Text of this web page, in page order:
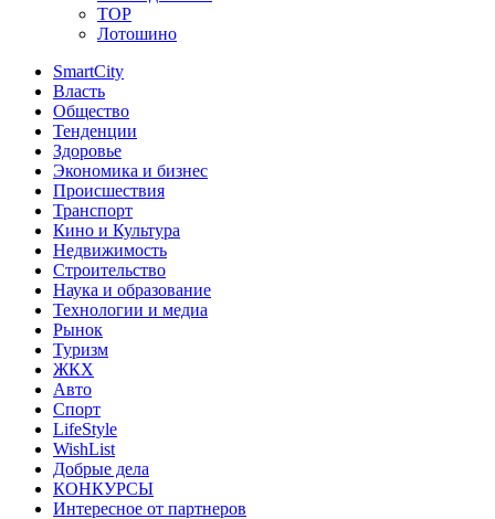
TOP
Лотошино
SmartCity
Власть
Общество
Тенденции
Здоровье
Экономика и бизнес
Происшествия
Транспорт
Кино и Культура
Недвижимость
Строительство
Наука и образование
Технологии и медиа
Рынок
Туризм
ЖКХ
Авто
Спорт
LifeStyle
WishList
Добрые дела
КОНКУРСЫ
Интересное от партнеров